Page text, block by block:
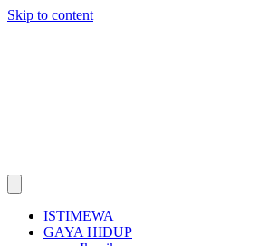
Skip to content
ISTIMEWA
GAYA HIDUP